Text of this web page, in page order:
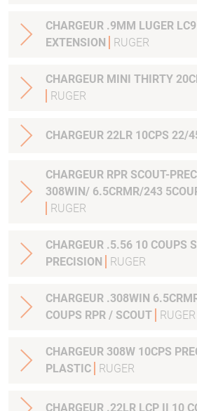
CHARGEUR .9MM LUGER LC9
EXTENSION
RUGER
CHARGEUR MINI THIRTY
RUGER
CHARGEUR 22LR 10CPS 22/
CHARGEUR RPR SCOUT-
308WIN/ 6.5CRMR/243
RUGER
CHARGEUR .5.56 10 COUPS
PRECISION
RUGER
CHARGEUR .308WIN 6.5CRMR
COUPS RPR / SCOUT
RUGER
CHARGEUR 308W 10CPS
PLASTIC
RUGER
CHARGEUR .22LR LCP II 10